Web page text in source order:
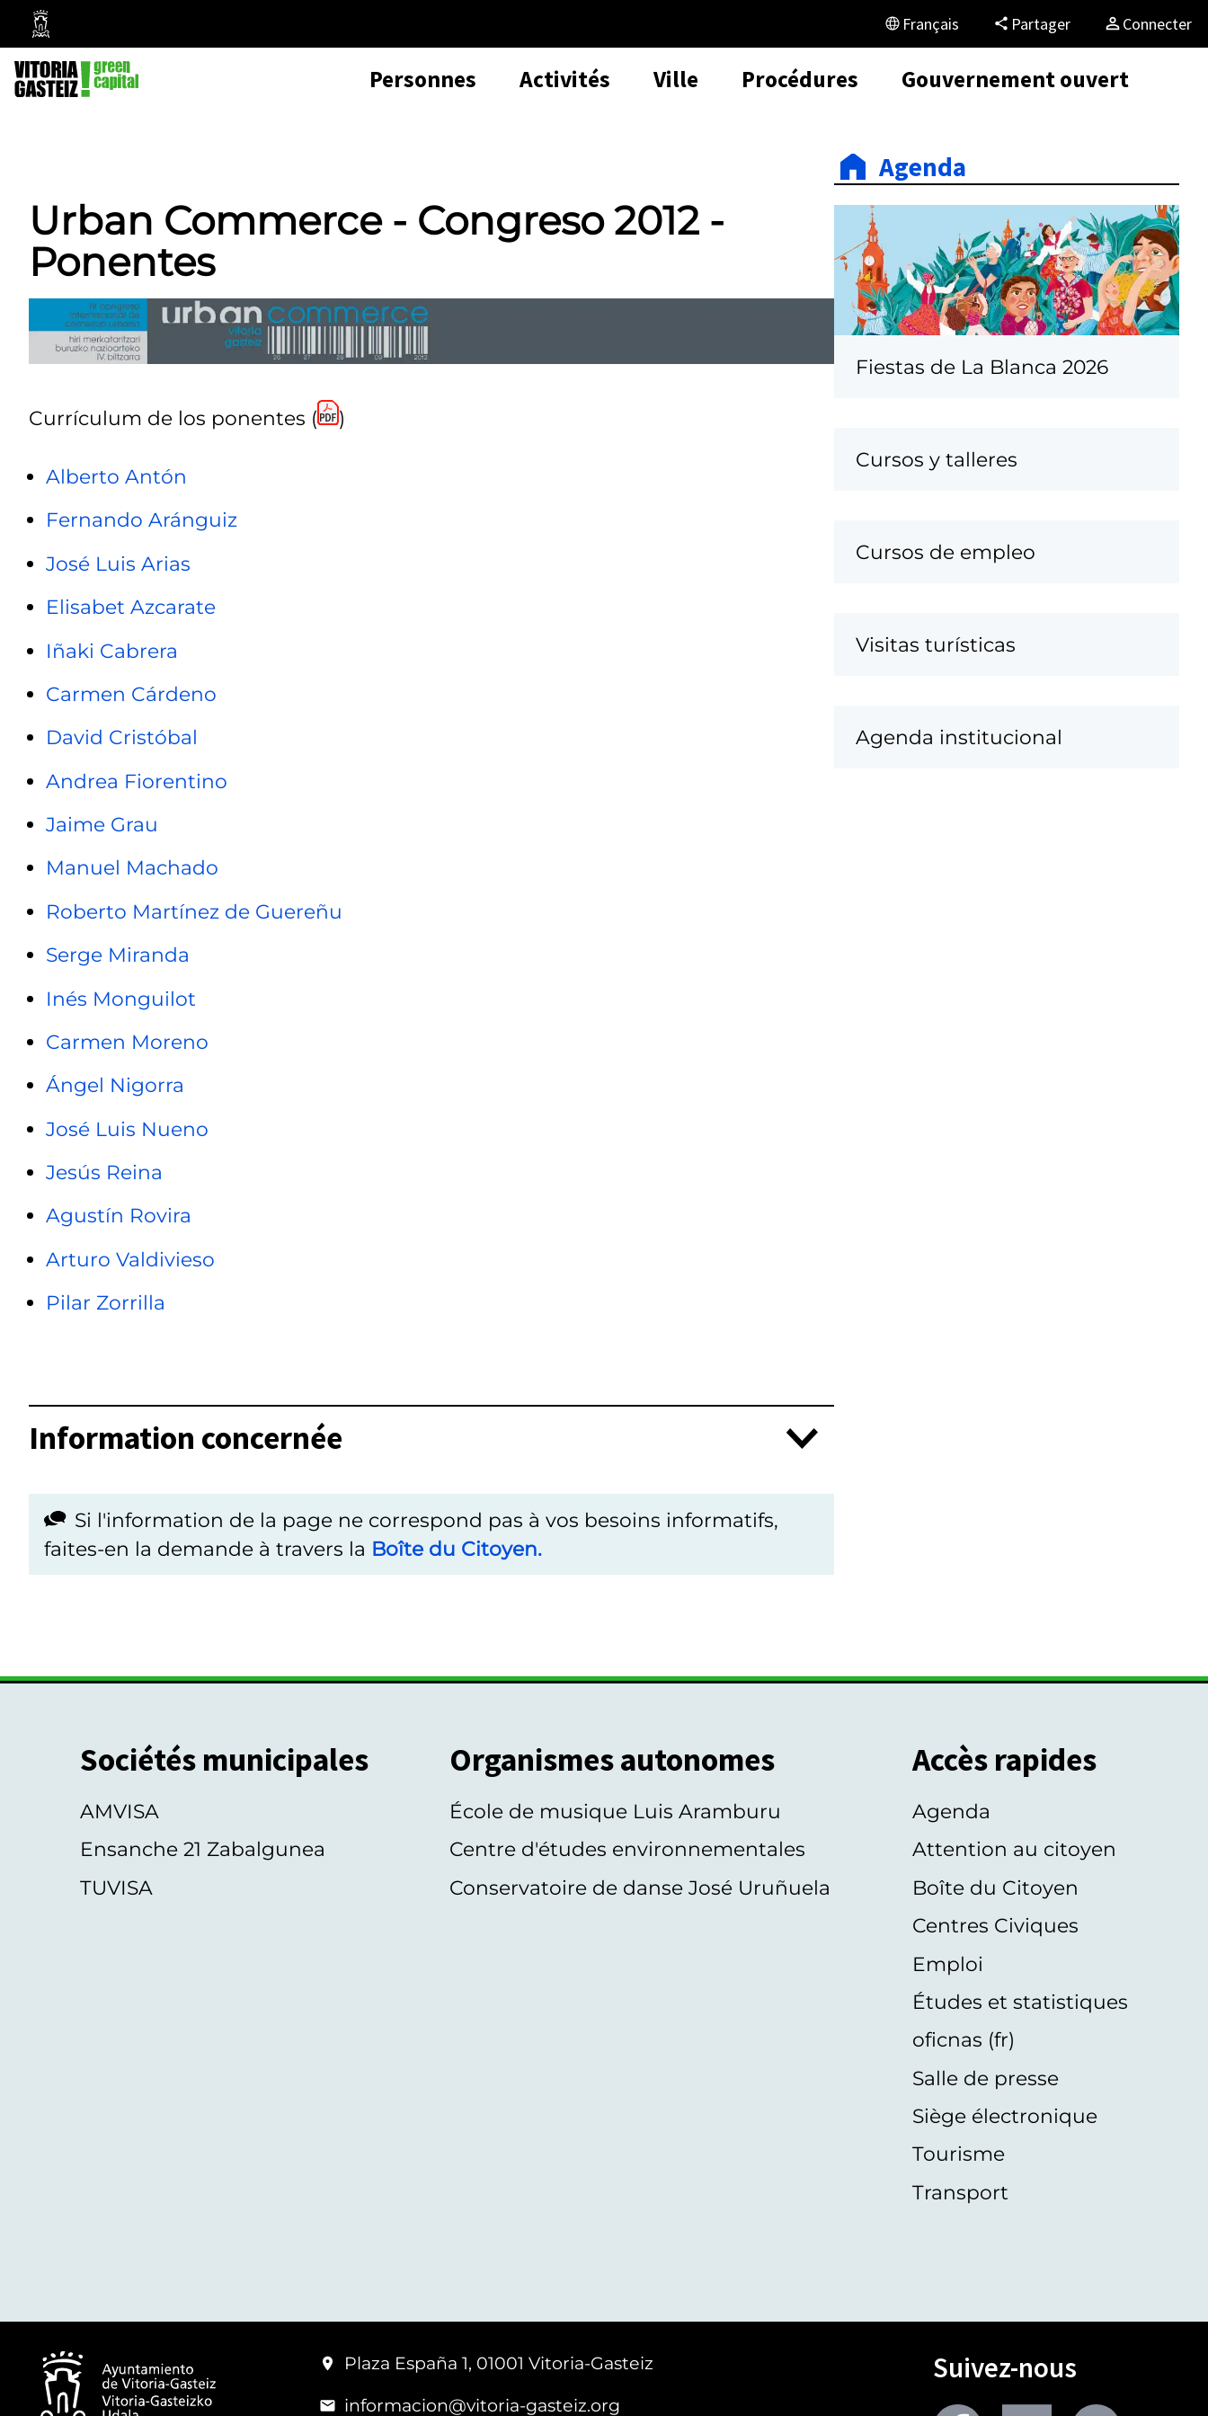
Mairie
de
Vitoria-
Gasteiz
Français Partager Connecter
Personnes Activités Ville Procédures Gouvernement ouvert
Urban Commerce - Congreso 2012 -
Ponentes
Currículum de los ponentes ( )
Alberto Antón
Fernando Aránguiz
José Luis Arias
Elisabet Azcarate
Iñaki Cabrera
Carmen Cárdeno
David Cristóbal
Andrea Fiorentino
Jaime Grau
Manuel Machado
Roberto Martínez de Guereñu
Serge Miranda
Inés Monguilot
Carmen Moreno
Ángel Nigorra
José Luis Nueno
Jesús Reina
Agustín Rovira
Arturo Valdivieso
Pilar Zorrilla
Information concernée
Si l'information de la page ne correspond pas à vos besoins informatifs,
faites-en la demande à travers la Boîte du Citoyen.
Agenda
Fiestas de La Blanca 2026
Cursos y talleres
Cursos de empleo
Visitas turísticas
Agenda institucional
Sociétés municipales
AMVISA
Ensanche 21 Zabalgunea
TUVISA
Organismes autonomes
École de musique Luis Aramburu
Centre d'études environnementales
Conservatoire de danse José Uruñuela
Accès rapides
Agenda
Attention au citoyen
Boîte du Citoyen
Centres Civiques
Emploi
Études et statistiques
oficnas (fr)
Salle de presse
Siège électronique
Tourisme
Transport
Plaza España 1, 01001 Vitoria-Gasteiz
informacion@vitoria-gasteiz.org
Suivez-nous